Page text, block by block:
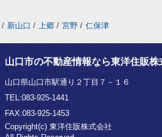
/ 新山口 / 上郷 / 宮野 / 仁保津
山口市の不動産情報なら東洋住販株
山口県山口市駅通り２丁目７－１６
TEL:083-925-1441
FAX:083-925-1453
Copyright(c) 東洋住販株式会社